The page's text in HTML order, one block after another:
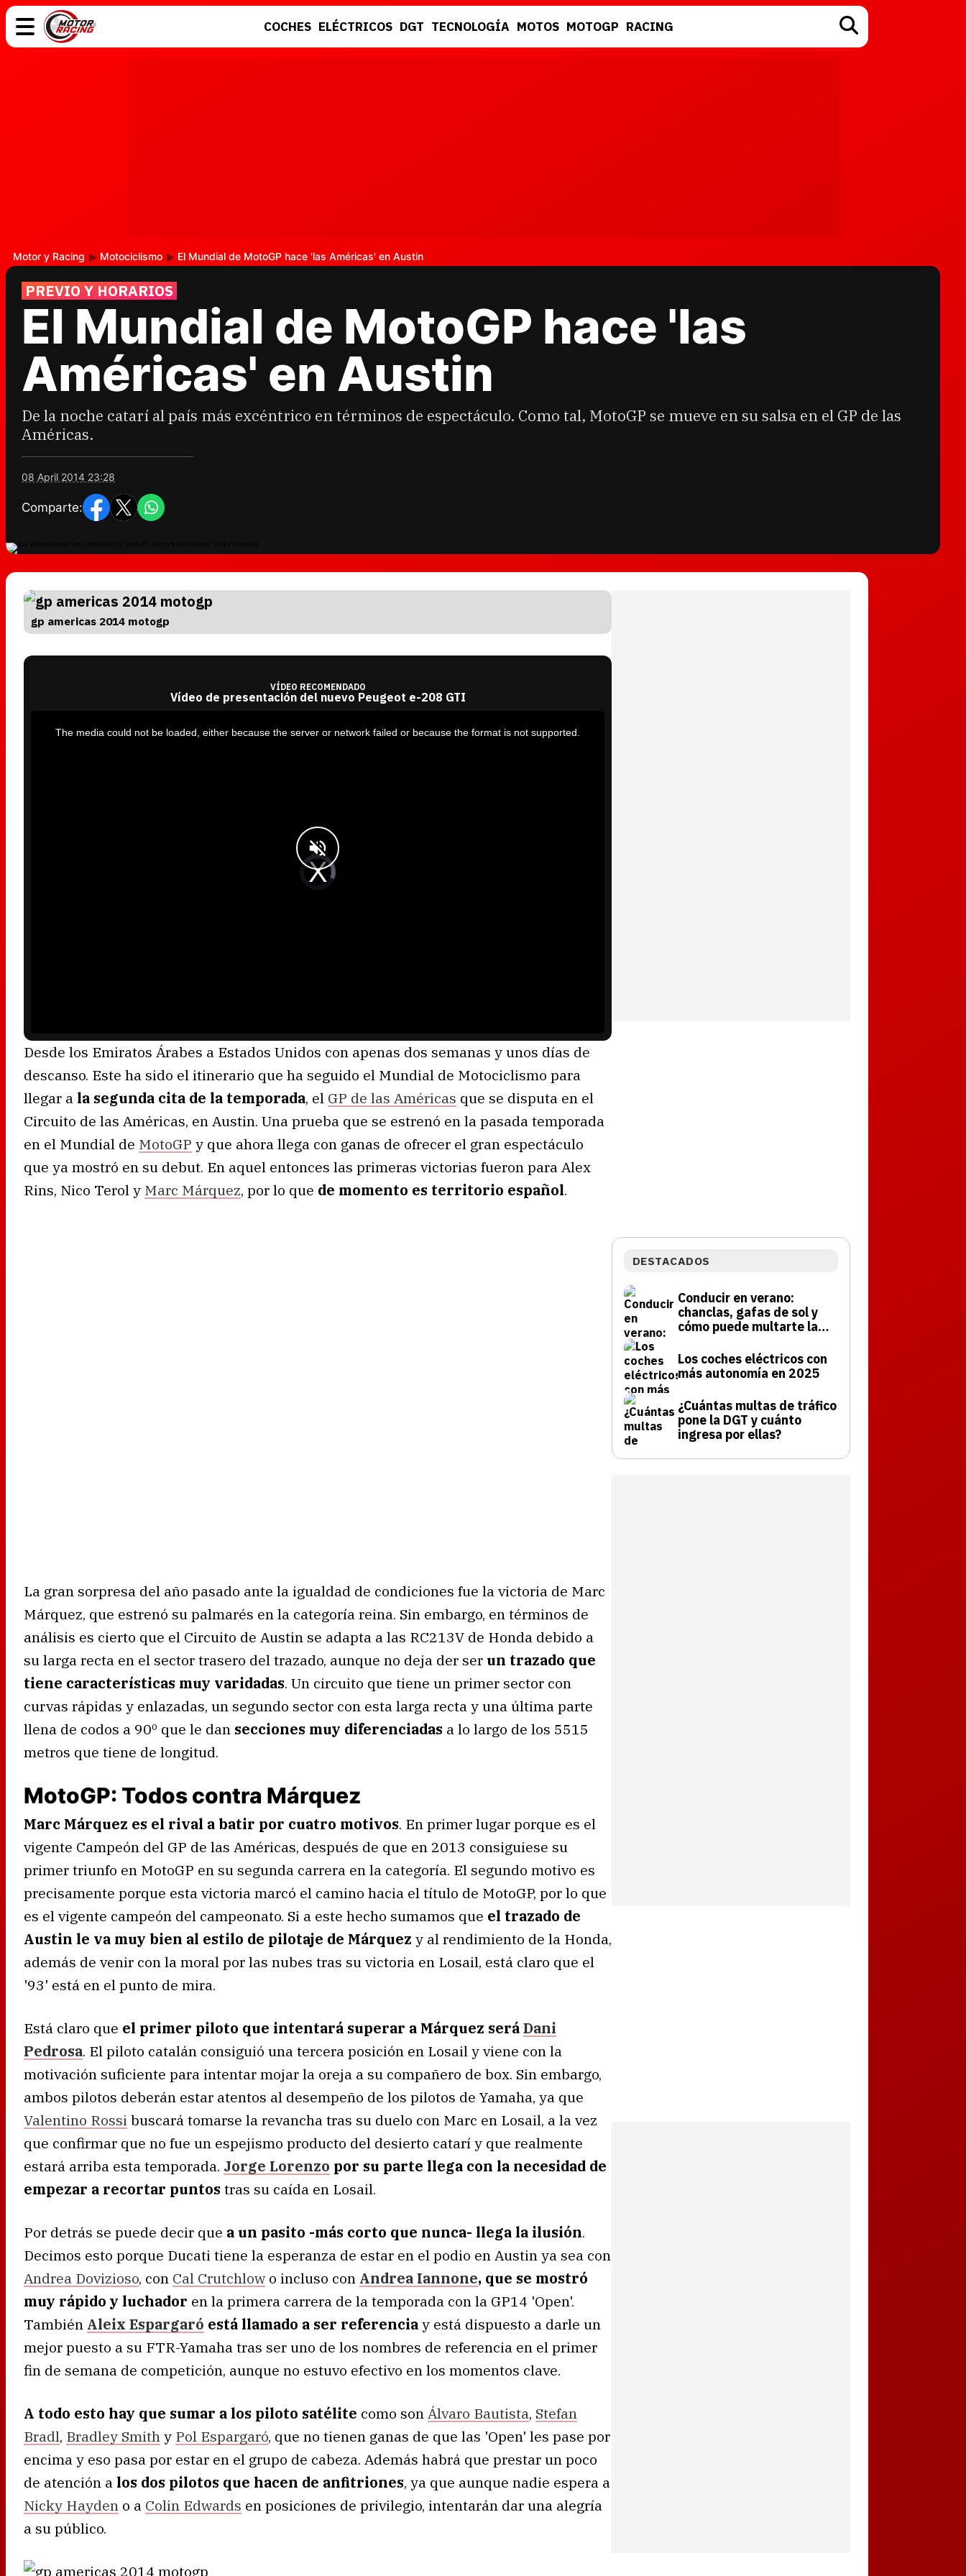
COCHES ELÉCTRICOS DGT TECNOLOGÍA MOTOS MOTOGP RACING
Motor y Racing Motociclismo El Mundial de MotoGP hace 'las Américas' en Austin
PREVIO Y HORARIOS
El Mundial de MotoGP hace 'las
Américas' en Austin
De la noche catarí al país más excéntrico en términos de espectáculo. Como tal, MotoGP se mueve en su salsa en el GP de las
Américas.
08 April 2014 23:28
Comparte:
gp americas 2014 motogp
VÍDEO RECOMENDADO
Vídeo de presentación del nuevo Peugeot e-208 GTI
V
The media could not be loaded, either because the server or network failed or because the format is not supported.
Desde los Emiratos Árabes a Estados Unidos con apenas dos semanas y unos días de
descanso. Este ha sido el itinerario que ha seguido el Mundial de Motociclismo para
llegar a la segunda cita de la temporada, el GP de las Américas que se disputa en el
Circuito de las Américas, en Austin. Una prueba que se estrenó en la pasada temporada
en el Mundial de MotoGP y que ahora llega con ganas de ofrecer el gran espectáculo
que ya mostró en su debut. En aquel entonces las primeras victorias fueron para Alex
Rins, Nico Terol y Marc Márquez, por lo que de momento es territorio español.
La gran sorpresa del año pasado ante la igualdad de condiciones fue la victoria de Marc
Márquez, que estrenó su palmarés en la categoría reina. Sin embargo, en términos de
análisis es cierto que el Circuito de Austin se adapta a las RC213V de Honda debido a
su larga recta en el sector trasero del trazado, aunque no deja der ser un trazado que
tiene características muy varidadas. Un circuito que tiene un primer sector con
curvas rápidas y enlazadas, un segundo sector con esta larga recta y una última parte
llena de codos a 90º que le dan secciones muy diferenciadas a lo largo de los 5515
metros que tiene de longitud.
MotoGP: Todos contra Márquez
Marc Márquez es el rival a batir por cuatro motivos. En primer lugar porque es el
vigente Campeón del GP de las Américas, después de que en 2013 consiguiese su
primer triunfo en MotoGP en su segunda carrera en la categoría. El segundo motivo es
precisamente porque esta victoria marcó el camino hacia el título de MotoGP, por lo que
es el vigente campeón del campeonato. Si a este hecho sumamos que el trazado de
Austin le va muy bien al estilo de pilotaje de Márquez y al rendimiento de la Honda,
además de venir con la moral por las nubes tras su victoria en Losail, está claro que el
'93' está en el punto de mira.
Está claro que el primer piloto que intentará superar a Márquez será Dani
Pedrosa. El piloto catalán consiguió una tercera posición en Losail y viene con la
motivación suficiente para intentar mojar la oreja a su compañero de box. Sin embargo,
ambos pilotos deberán estar atentos al desempeño de los pilotos de Yamaha, ya que
Valentino Rossi buscará tomarse la revancha tras su duelo con Marc en Losail, a la vez
que confirmar que no fue un espejismo producto del desierto catarí y que realmente
estará arriba esta temporada. Jorge Lorenzo por su parte llega con la necesidad de
empezar a recortar puntos tras su caída en Losail.
Por detrás se puede decir que a un pasito -más corto que nunca- llega la ilusión.
Decimos esto porque Ducati tiene la esperanza de estar en el podio en Austin ya sea con
Andrea Dovizioso, con Cal Crutchlow o incluso con Andrea Iannone, que se mostró
muy rápido y luchador en la primera carrera de la temporada con la GP14 'Open'.
También Aleix Espargaró está llamado a ser referencia y está dispuesto a darle un
mejor puesto a su FTR-Yamaha tras ser uno de los nombres de referencia en el primer
fin de semana de competición, aunque no estuvo efectivo en los momentos clave.
A todo esto hay que sumar a los piloto satélite como son Álvaro Bautista, Stefan
Bradl, Bradley Smith y Pol Espargaró, que no tienen ganas de que las 'Open' les pase por
encima y eso pasa por estar en el grupo de cabeza. Además habrá que prestar un poco
de atención a los dos pilotos que hacen de anfitriones, ya que aunque nadie espera a
Nicky Hayden o a Colin Edwards en posiciones de privilegio, intentarán dar una alegría
a su público.
DESTACADOS
Conducir en verano:
chanclas, gafas de sol y
cómo puede multarte la
Los coches eléctricos con
más autonomía en 2025
¿Cuántas multas de tráfico
pone la DGT y cuánto
ingresa por ellas?